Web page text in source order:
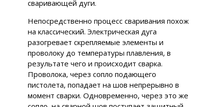
сваривающей дуги.
Непосредственно процесс сваривания похож
на классический. Электрическая дуга
разогревает скрепляемые элементы и
проволоку до температуры плавления, в
результате чего и происходит сварка.
Проволока, через сопло подающего
пистолета, попадает на шов непрерывно в
момент сварки. Одновременно, через это же